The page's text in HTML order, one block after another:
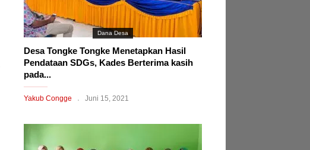
Dana Desa
Desa Tongke Tongke Menetapkan Hasil
Pendataan SDGs, Kades Berterima kasih
pada...
Yakub Congge Juni 15, 2021